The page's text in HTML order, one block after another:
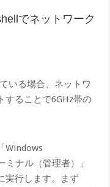
でネットワーク
いる場合、ネットワ
することで6GHz帯の
Windows
ナル（管理者）」
実行します。まず